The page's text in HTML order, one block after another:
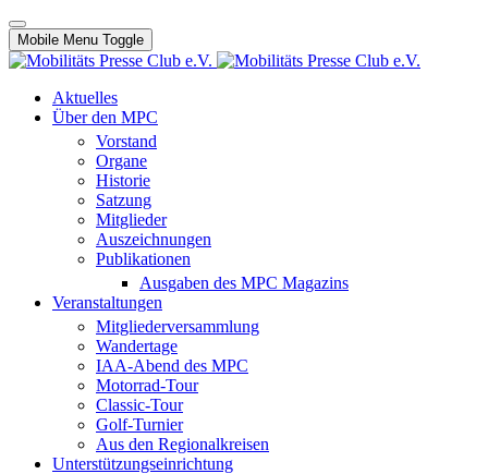
Mobile Menu Toggle
Aktuelles
Über den MPC
Vorstand
Organe
Historie
Satzung
Mitglieder
Auszeichnungen
Publikationen
Ausgaben des MPC Magazins
Veranstaltungen
Mitgliederversammlung
Wandertage
IAA-Abend des MPC
Motorrad-Tour
Classic-Tour
Golf-Turnier
Aus den Regionalkreisen
Unterstützungseinrichtung